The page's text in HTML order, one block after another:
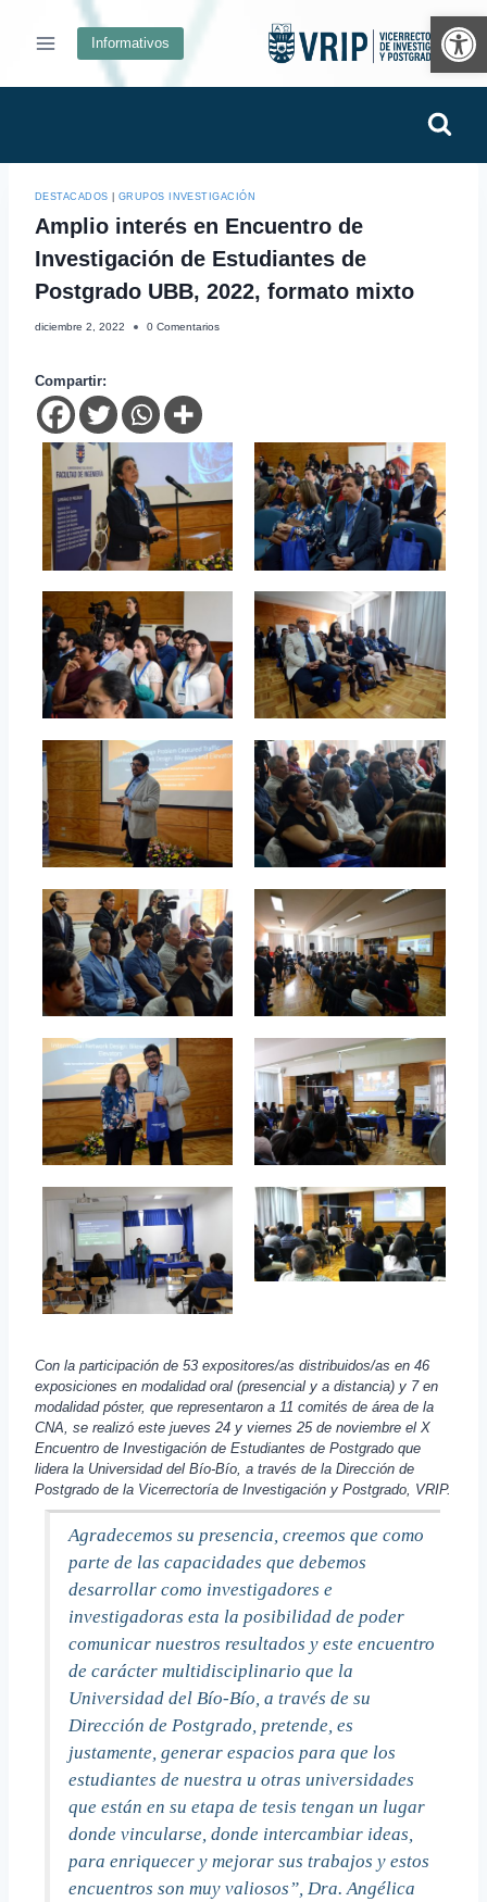
Informativos
DESTACADOS GRUPOS INVESTIGACIÓN
Amplio interés en Encuentro de
Investigación de Estudiantes de
Postgrado UBB, 2022, formato mixto
diciembre 2, 2022 0 Comentarios
Compartir:
Con la participación de 53 expositores/as distribuidos/as en 46
exposiciones en modalidad oral (presencial y a distancia) y 7 en
modalidad póster, que representaron a 11 comités de área de la
CNA, se realizó este jueves 24 y viernes 25 de noviembre el X
Encuentro de Investigación de Estudiantes de Postgrado que
lidera la Universidad del Bío-Bío, a través de la Dirección de
Postgrado de la Vicerrectoría de Investigación y Postgrado, VRIP.
Agradecemos su presencia, creemos que como
parte de las capacidades que debemos
desarrollar como investigadores e
investigadoras esta la posibilidad de poder
comunicar nuestros resultados y este encuentro
de carácter multidisciplinario que la
Universidad del Bío-Bío, a través de su
Dirección de Postgrado, pretende, es
justamente, generar espacios para que los
estudiantes de nuestra u otras universidades
que están en su etapa de tesis tengan un lugar
donde vincularse, donde intercambiar ideas,
para enriquecer y mejorar sus trabajos y estos
encuentros son muy valiosos”, Dra. Angélica